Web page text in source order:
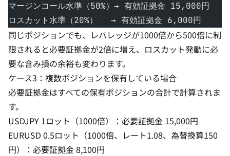
マージンコール水準（50%）→ 有効証拠金 15,000円
ロスカット水準（20%）　 → 有効証拠金 6,000円
同じポジションでも、レバレッジが1000倍から500倍に制
限されると必要証拠金が2倍に増え、ロスカット発動に必
要な含み損の余裕も変わります。
ケース3：複数ポジションを保有している場合
必要証拠金はすべての保有ポジションの合計で計算されま
す。
USDJPY 1ロット（1000倍）：必要証拠金 15,000円
EURUSD 0.5ロット（1000倍、レート1.08、為替換算150
円）：必要証拠金 8,100円